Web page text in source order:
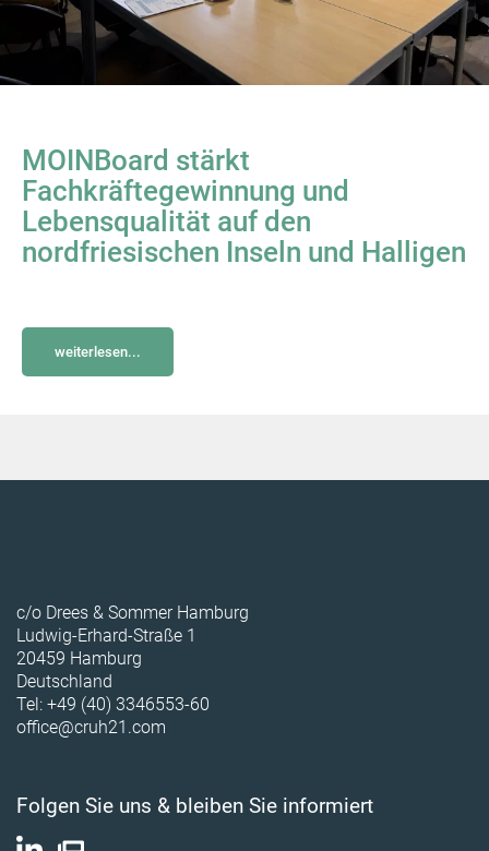
MOINBoard stärkt
Fachkräftegewinnung und
Lebensqualität auf den
nordfriesischen Inseln und Halligen
weiterlesen...
c/o Drees & Sommer Hamburg
Ludwig-Erhard-Straße 1
20459 Hamburg
Deutschland
Tel: +49 (40) 3346553-60
office@cruh21.com
Folgen Sie uns & bleiben Sie informiert